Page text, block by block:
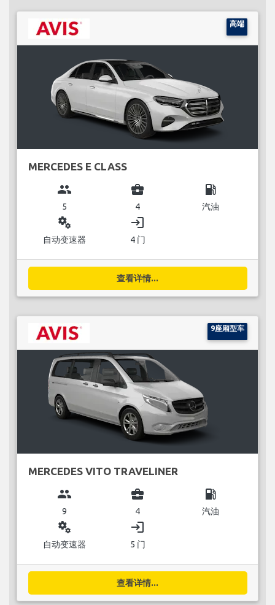
高端
MERCEDES E CLASS
group
5
business_center
4
local_gas_station
汽油
miscellaneous_services
自动变速器
login
4 门
查看详情...
9座厢型车
MERCEDES VITO TRAVELINER
group
9
business_center
4
local_gas_station
汽油
miscellaneous_services
自动变速器
login
5 门
查看详情...